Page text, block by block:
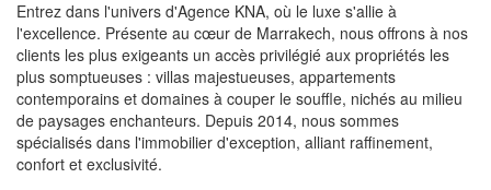
Entrez dans l'univers d'Agence KNA, où le luxe s'allie à
l'excellence. Présente au cœur de Marrakech, nous offrons à nos
clients les plus exigeants un accès privilégié aux propriétés les
plus somptueuses : villas majestueuses, appartements
contemporains et domaines à couper le souffle, nichés au milieu
de paysages enchanteurs. Depuis 2014, nous sommes
spécialisés dans l'immobilier d'exception, alliant raffinement,
confort et exclusivité.